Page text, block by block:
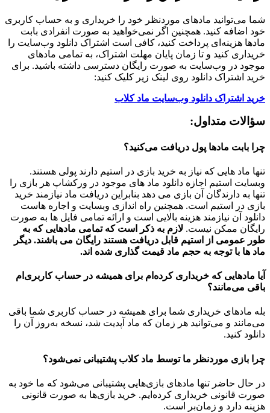
شما می‌توانید مادهای موردنظر خود را خریداری و به حساب کاربری
خود اضافه کنید. همچنین اگر نمی‌خواهید به صورت انفرادی بابت
مادها هزینه‌ای پرداخت کنید، کافی است اشتراک دانلود وب‌سایت را
خریداری کنید و تا زمان پایان مهلت اشتراک، به تمامی مادهای
موجود در وب‌سایت به صورت رایگان دسترسی داشته باشید. برای
خرید اشتراک دانلود روی لینک زیر کلیک کنید:
خرید اشتراک دانلود وب‌سایت ماد کلاب
سؤالات متداول:
چرا بابت مادها پول دریافت می‌کنید؟
تنها ماد هایی که نیاز به خرید بازی در استیم دارند پولی هستند.
وبسایت استیم اجازه دانلود ماد های موجود در ورکشاپ هر بازی را
تنها به دارندگان آن بازی می دهد بنابراین دریافت ماد نیازمند خرید
بازی در استیم است. همچنین راه اندازی وبسایت و اجاره هاست
دانلود آن نیازمند هزینه بالایی است و ارائه تمامی فایل ها به صورت
رایگان ممکن نیست. لازم به ذکر است که تمامی مادهایی که به
طور عمومی از استیم قابل دریافت هستند رایگان می باشند. دیگر
ماد ها با توجه به حجم ماد قیمت گذاری شده اند.
آیا مادهایی که خریداری کرده‌ام برای همیشه در حساب‌ کاربری‌ام
باقی می‌مانند؟
بله مادهای خریداری شما برای همیشه در حساب کاربری شما باقی
می‌مانند و می‌توانید هر زمان که ماد آپدیت شد، نسخه به‌روز آن را
دانلود کنید.
چرا بازی موردنظر ما توسط ماد کلاب پشتیبانی نمی‌شود؟
در حال حاضر تنها مادهای بازی‌هایی پشتیبانی می‌شود که ما خود به
صورت قانونی خریداری کرده‌ایم. خرید بازی‌ها به صورت قانونی
هزینه دارد و زمان‌بر است.